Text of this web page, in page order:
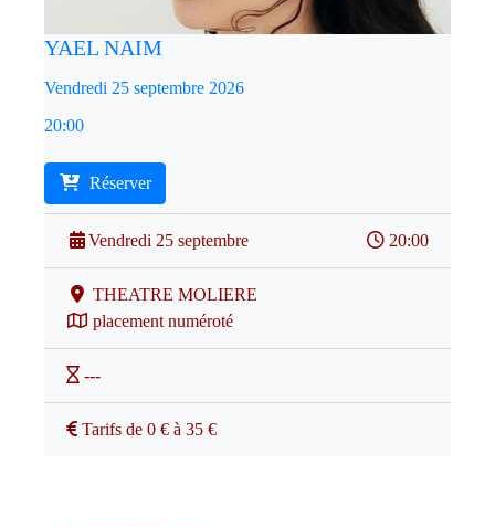
YAEL NAIM
Vendredi 25 septembre 2026
20:00
Réserver
Vendredi 25 septembre 20:00
THEATRE MOLIERE
placement numéroté
---
Tarifs de 0 € à 35 €